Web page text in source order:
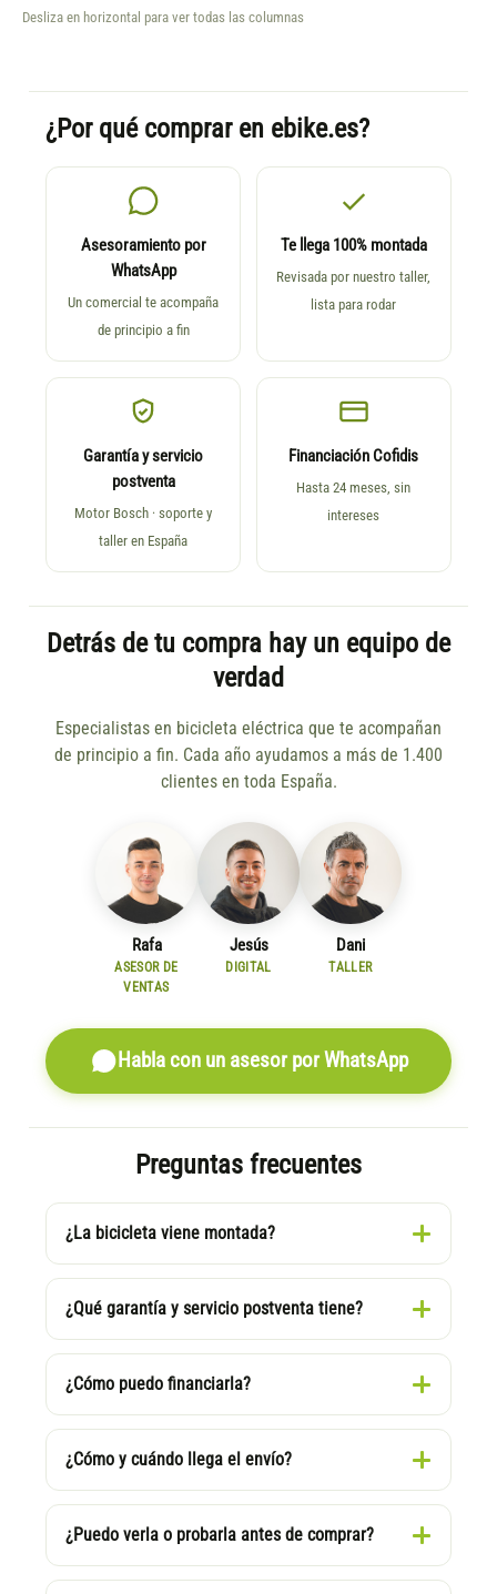
Desliza en horizontal para ver todas las columnas
¿Por qué comprar en ebike.es?
Asesoramiento por
WhatsApp
Un comercial te acompaña
de principio a fin
Te llega 100% montada
Revisada por nuestro taller,
lista para rodar
Garantía y servicio
postventa
Motor Bosch · soporte y
taller en España
Financiación Cofidis
Hasta 24 meses, sin
intereses
Detrás de tu compra hay un equipo de
verdad
Especialistas en bicicleta eléctrica que te acompañan
de principio a fin. Cada año ayudamos a más de 1.400
clientes en toda España.
Rafa
ASESOR DE
VENTAS
Jesús
DIGITAL
Dani
TALLER
Habla con un asesor por WhatsApp
Preguntas frecuentes
¿La bicicleta viene montada?
¿Qué garantía y servicio postventa tiene?
¿Cómo puedo financiarla?
¿Cómo y cuándo llega el envío?
¿Puedo verla o probarla antes de comprar?